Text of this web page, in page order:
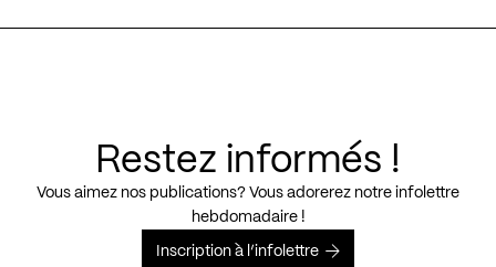
Restez informés !
Vous aimez nos publications? Vous adorerez notre infolettre
hebdomadaire !
Inscription à l’infolettre